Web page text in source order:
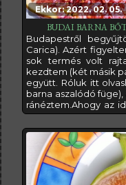
Ekkor: 2022. 02. 05.
BUDAI BARNA
Budapestről
Carica). Azért
sok termés volt
kezdtem (két másik
együtt. Róluk itt
barna aszalódó
ránéztem.Ahogy az
és nagyobbak
nélkül kinevelte
le a
megkóstoltam,